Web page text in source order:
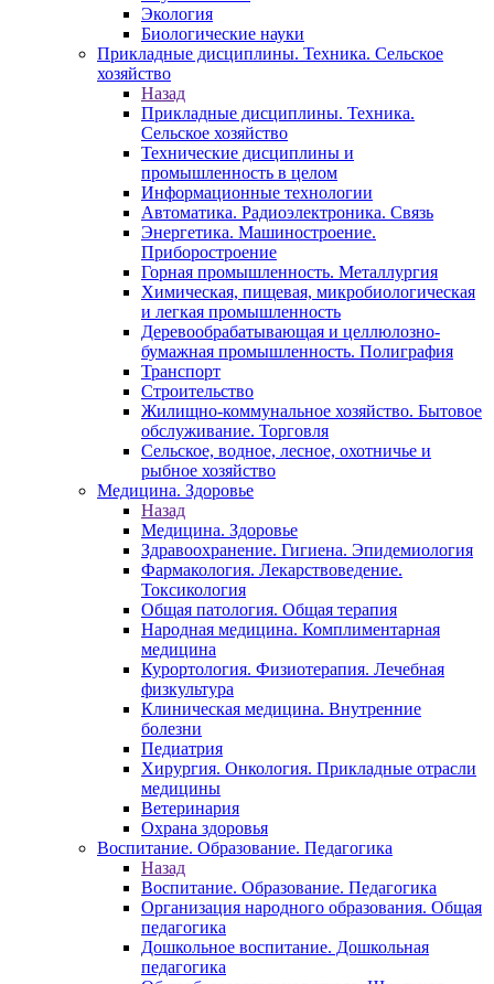
Экология
Биологические науки
Прикладные дисциплины. Техника. Сельское
хозяйство
Назад
Прикладные дисциплины. Техника.
Сельское хозяйство
Технические дисциплины и
промышленность в целом
Информационные технологии
Автоматика. Радиоэлектроника. Связь
Энергетика. Машиностроение.
Приборостроение
Горная промышленность. Металлургия
Химическая, пищевая, микробиологическая
и легкая промышленность
Деревообрабатывающая и целлюлозно-
бумажная промышленность. Полиграфия
Транспорт
Строительство
Жилищно-коммунальное хозяйство. Бытовое
обслуживание. Торговля
Сельское, водное, лесное, охотничье и
рыбное хозяйство
Медицина. Здоровье
Назад
Медицина. Здоровье
Здравоохранение. Гигиена. Эпидемиология
Фармакология. Лекарствоведение.
Токсикология
Общая патология. Общая терапия
Народная медицина. Комплиментарная
медицина
Курортология. Физиотерапия. Лечебная
физкультура
Клиническая медицина. Внутренние
болезни
Педиатрия
Хирургия. Онкология. Прикладные отрасли
медицины
Ветеринария
Охрана здоровья
Воспитание. Образование. Педагогика
Назад
Воспитание. Образование. Педагогика
Организация народного образования. Общая
педагогика
Дошкольное воспитание. Дошкольная
педагогика